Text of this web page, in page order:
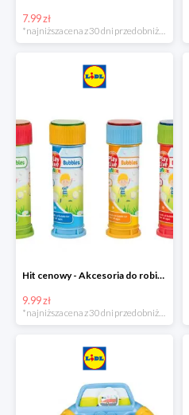
7.99 zł
Hit cenowy - Akcesoria do robienia baniek
9.99 zł